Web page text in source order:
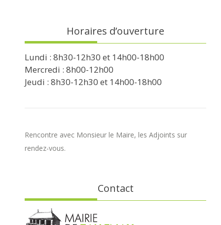
Horaires d’ouverture
Lundi : 8h30-12h30 et 14h00-18h00
Mercredi : 8h00-12h00
Jeudi : 8h30-12h30 et 14h00-18h00
Rencontre avec Monsieur le Maire, les Adjoints sur
rendez-vous.
Contact